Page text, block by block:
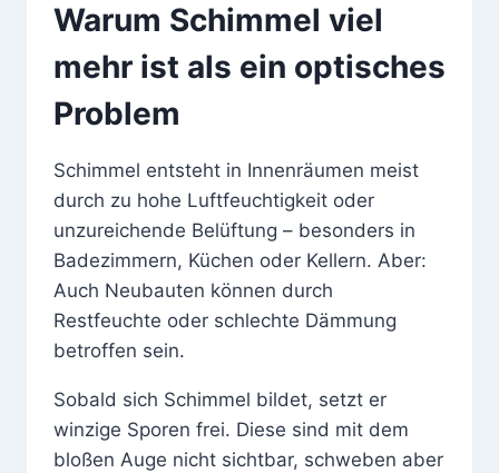
Warum Schimmel viel
mehr ist als ein optisches
Problem
Schimmel entsteht in Innenräumen meist
durch zu hohe Luftfeuchtigkeit oder
unzureichende Belüftung – besonders in
Badezimmern, Küchen oder Kellern. Aber:
Auch Neubauten können durch
Restfeuchte oder schlechte Dämmung
betroffen sein.
Sobald sich Schimmel bildet, setzt er
winzige Sporen frei. Diese sind mit dem
bloßen Auge nicht sichtbar, schweben aber